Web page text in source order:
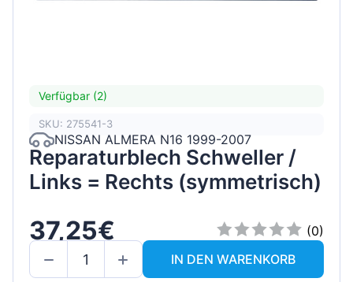
Verfügbar (2)
SKU: 275541-3
NISSAN ALMERA N16 1999-2007
Reparaturblech Schweller /
Links = Rechts (symmetrisch)
37,25€
(0)
IN DEN WARENKORB